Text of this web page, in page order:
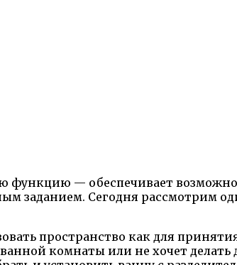
функцию — обеспечивает
заданием. Сегодня рассмотрим
пространство как для
комнаты или не хочет